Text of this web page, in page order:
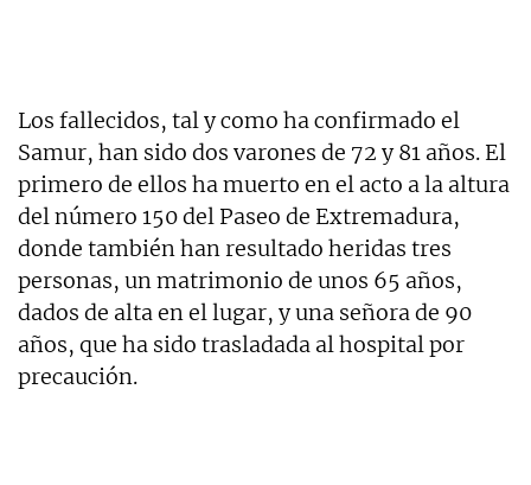
Los fallecidos, tal y como ha confirmado el
Samur, han sido dos varones de 72 y 81 años. El
primero de ellos ha muerto en el acto a la altura
del número 150 del Paseo de Extremadura,
donde también han resultado heridas tres
personas, un matrimonio de unos 65 años,
dados de alta en el lugar, y una señora de 90
años, que ha sido trasladada al hospital por
precaución.